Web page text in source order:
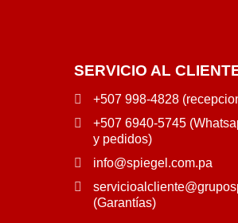
SERVICIO AL
+507 998-4828
+507 6940-5745
y pedidos)
info@spiegel.com.pa
(Garantías)